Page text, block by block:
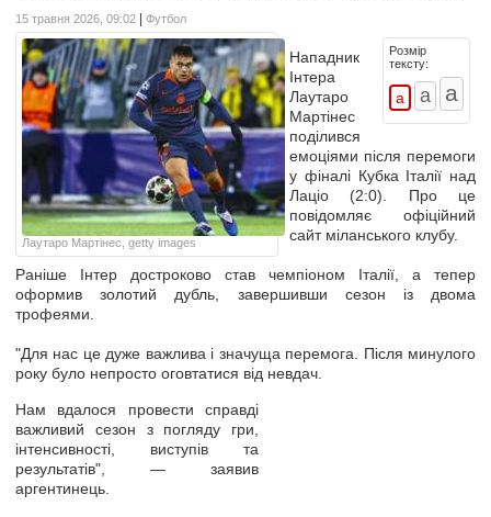
15 травня 2026, 09:02 Футбол
Лаутаро Мартінес, getty images
Розмір
тексту:
Нападник
Інтера
Лаутаро
Мартінес
поділився
емоціями після перемоги
у фіналі Кубка Італії над
Лаціо (2:0). Про це
повідомляє офіційний
сайт міланського клубу.
Раніше Інтер достроково став чемпіоном Італії, а тепер
оформив золотий дубль, завершивши сезон із двома
трофеями.
"Для нас це дуже важлива і значуща перемога. Після минулого
року було непросто оговтатися від невдач.
Нам вдалося провести справді
важливий сезон з погляду гри,
інтенсивності, виступів та
результатів", — заявив
аргентинець.